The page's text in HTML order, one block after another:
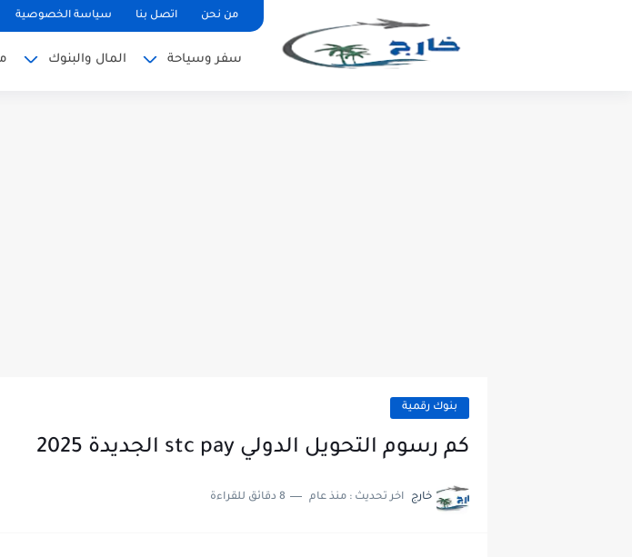
من نحن اتصل بنا سياسة الخصوصية
سفر وسياحة المال والبنوك
بنوك رقمية
كم رسوم التحويل الدولي stc pay الجديدة 2025
خارج اخر تحديث : منذ عام 8 دقائق للقراءة